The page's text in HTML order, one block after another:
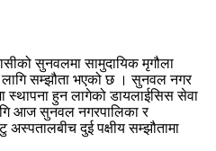
सुनवलमा सामुदायिक मृगौला
सम्झौता भएको छ । सुनवल नगर
स्थापना हुन लागेको डायलाईसिस सेवा
आज सुनवल नगरपालिका र
दुई पक्षीय सम्झौतामा